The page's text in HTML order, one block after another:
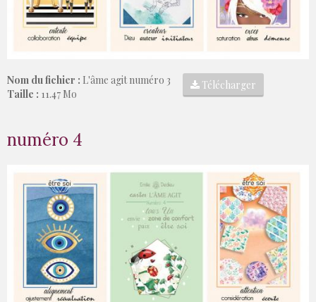
Nom du fichier : L'âme agit numéro 3
Taille : 11.47 Mo
Télécharger
numéro 4